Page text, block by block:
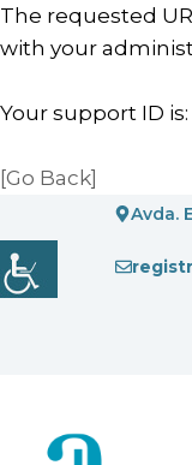
The requested
with your
Your support ID is:
[Go Back]
al
contingut
Avda.